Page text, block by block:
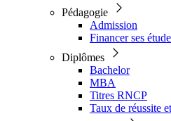
Pédagogie
Admission
Financer ses
Diplômes
Bachelor
MBA
Titres RNCP
Taux de réussite